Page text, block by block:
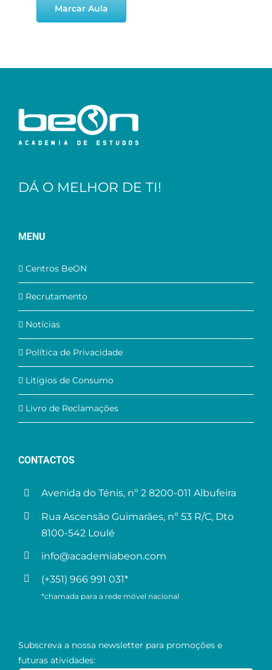
Marcar Aula
DÁ O MELHOR DE TI!
MENU
Centros BeON
Recrutamento
Notícias
Política de Privacidade
Litígios de Consumo
Livro de Reclamações
CONTACTOS
Avenida do Ténis, nº 2 8200-011 Albufeira
Rua Ascensão Guimarães, nº 53 R/C, Dto
8100-542 Loulé
info@academiabeon.com
(+351) 966 991 031*
*chamada para a rede móvel nacional
Subscreva a nossa newsletter para promoções e
futuras atividades: